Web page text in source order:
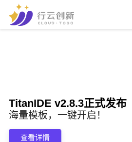
TitanIDE v2.8.3正式发布
海量模板，一键开启！
查看详情